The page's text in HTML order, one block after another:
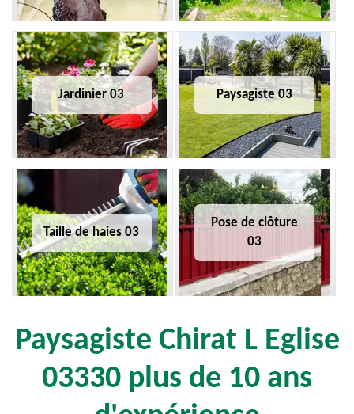
Jardinier 03 Paysagiste 03
Taille de haies 03
Pose de clôture
03
Paysagiste Chirat L Eglise
03330 plus de 10 ans